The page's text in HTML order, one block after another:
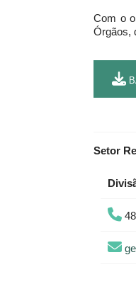
Com o
Órgãos,
Setor